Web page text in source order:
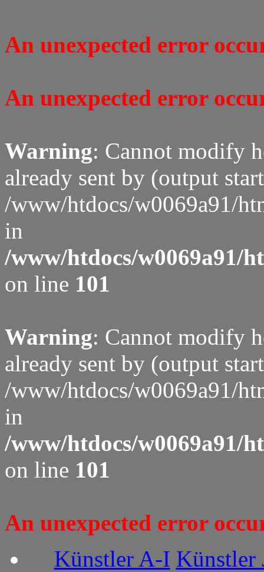
An unexpected error
An unexpected error
Warning: Cannot modify
already sent by (output
/www/htdocs/w0069a91/
in
/www/htdocs/w0069a91/
on line 101
Warning: Cannot modify
already sent by (output
/www/htdocs/w0069a91/
in
/www/htdocs/w0069a91/
on line 101
An unexpected error
Künstler A-I Künstler